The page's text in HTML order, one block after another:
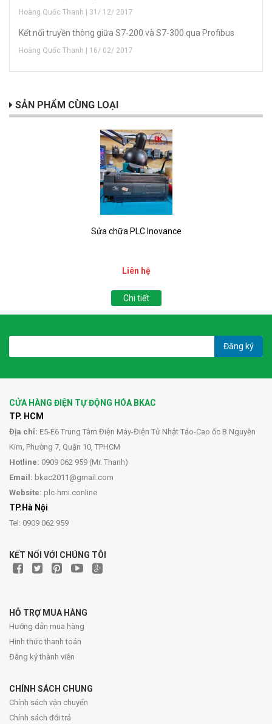
Hoàng Quốc Thanh | 31/ 12/ 2017
Kết nối truyền thông giữa S7-200 và S7-300 qua Profibus
Hoàng Quốc Thanh | 16/ 02/ 2017
SẢN PHẨM CÙNG LOẠI
Sửa chữa PLC Inovance
Liên hệ
Chi tiết
Đăng ký
CỬA HÀNG ĐIỆN TỰ ĐỘNG HÓA BKAC
TP. HCM
Địa chỉ: E5-E6 Trung Tâm Điện Máy-Điện Tử Nhật Tảo-Cao ốc B Nguyễn
Kim, Phường 7, Quận 10, TPHCM
Hotline: 0909 062 959 (Mr. Thanh)
Email: bkac2011@gmail.com
Website: plc-hmi.conline
TP.Hà Nội
Tel: 0909 062 959
KẾT NỐI VỚI CHÚNG TÔI
HỖ TRỢ MUA HÀNG
Hướng dẫn mua hàng
Hình thức thanh toán
Đăng ký thành viên
CHÍNH SÁCH CHUNG
Chính sách vận chuyển
Chính sách đổi trả